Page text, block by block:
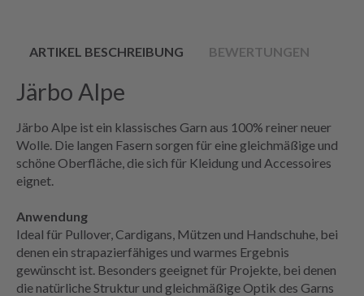
ARTIKEL BESCHREIBUNG BEWERTUNGEN
Järbo Alpe
Järbo Alpe ist ein klassisches Garn aus 100% reiner neuer
Wolle. Die langen Fasern sorgen für eine gleichmäßige und
schöne Oberfläche, die sich für Kleidung und Accessoires
eignet.
Anwendung
Ideal für Pullover, Cardigans, Mützen und Handschuhe, bei
denen ein strapazierfähiges und warmes Ergebnis
gewünscht ist. Besonders geeignet für Projekte, bei denen
die natürliche Struktur und gleichmäßige Optik des Garns